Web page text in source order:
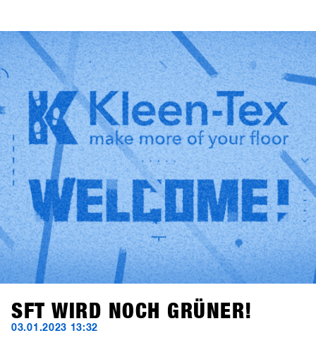
herrschte ausgelassene Stimmung unter allen
Teilnehmern. Nach zwei Jahren Zwangspause konnte der
weltweit grösste Snowboarding b2b Event wieder
stattfinden und dementsprechend gross war die
Wiedersehensfreude unter allen Teilnehmern. Diese
Energie ist es, was den Event so speziell macht und uns
die Kraft gibt jedes Jahr wieder einen drauf zu setzen und
zu versuchen den SHOPS 1st TRY noch ein bisschen
besser zu machen! Wir freuen uns auf euch in 2024 -
SAVE the DATE: 21.-23. Januar 2024
SFT WIRD NOCH GRÜNER!
03.01.2023 13:32